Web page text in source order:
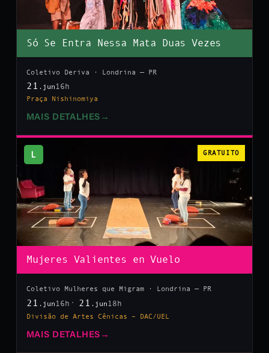
Só Se Entra Nessa Mata Duas Vezes
Coletivo Deriva · Londrina — PR
21 .jun 16h
Praça Nishinomiya
MAIS DETALHES →
L GRATUITO
Mujeres Valientes en Vuelo
Coletivo Mulheres que Migram · Londrina — PR
21 .jun 16h 21 .jun 18h
Divisão de Artes Cênicas – DAC/UEL
MAIS DETALHES →